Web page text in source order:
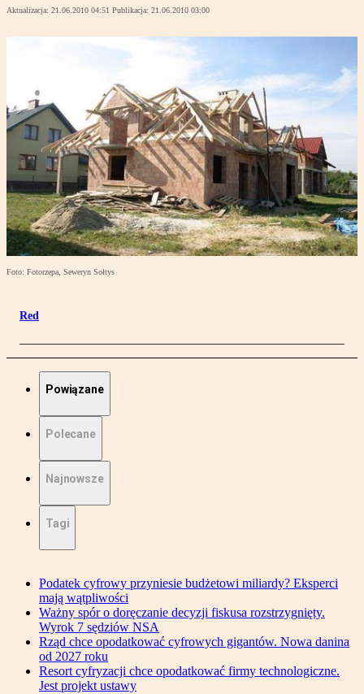
Aktualizacja: 21.06.2010 04:51 Publikacja: 21.06.2010 03:00
Foto: Fotorzepa, Seweryn Sołtys
Red
Powiązane
Polecane
Najnowsze
Tagi
Podatek cyfrowy przyniesie budżetowi miliardy? Eksperci
mają wątpliwości
Ważny spór o doręczanie decyzji fiskusa rozstrzygnięty.
Wyrok 7 sędziów NSA
Rząd chce opodatkować cyfrowych gigantów. Nowa danina
od 2027 roku
Resort cyfryzacji chce opodatkować firmy technologiczne.
Jest projekt ustawy